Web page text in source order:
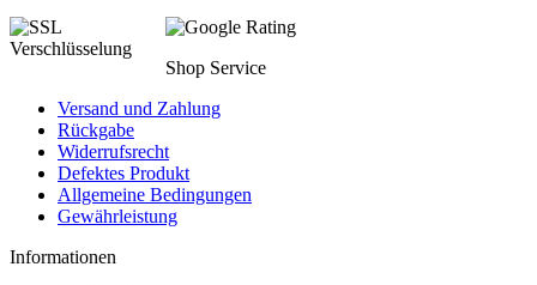
Shop Service
Versand und Zahlung
Rückgabe
Widerrufsrecht
Defektes Produkt
Allgemeine Bedingungen
Gewährleistung
Informationen